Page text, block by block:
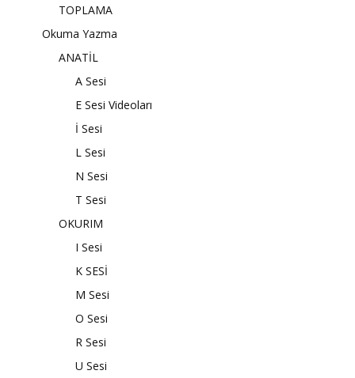
TOPLAMA
Okuma Yazma
ANATİL
A Sesi
E Sesi Videoları
İ Sesi
L Sesi
N Sesi
T Sesi
OKURIM
I Sesi
K SESİ
M Sesi
O Sesi
R Sesi
U Sesi